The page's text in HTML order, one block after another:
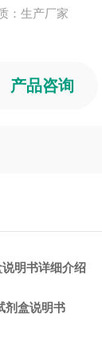
：生产厂家
产品咨询
明书详细介绍
剂盒说明书